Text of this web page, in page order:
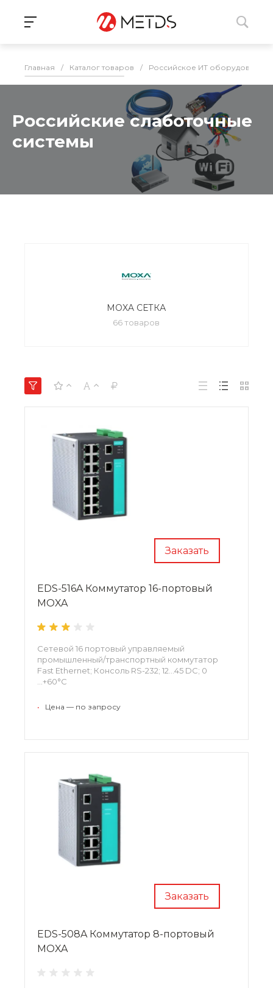
Главная / Каталог товаров / Российское ИТ оборудование
Российские слаботочные
системы
MOXA СЕТКА
66 товаров
Заказать
EDS-516A Коммутатор 16-портовый
MOXA
Сетевой 16 портовый управляемый
промышленный/транспортный коммутатор
Fast Ethernet; Консоль RS-232; 12…45 DC; 0
...+60°С
• Цена — по запросу
Заказать
EDS-508A Коммутатор 8-портовый
MOXA